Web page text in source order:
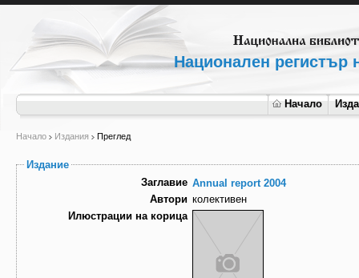
Национален регистър
Начало
Начало Издания Преглед
Издание
Заглавие Annual report 2004
Автори колективен
Илюстрации на корица